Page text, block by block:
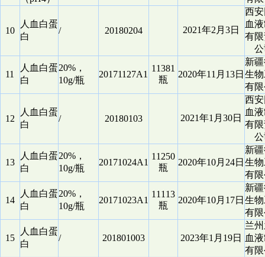
10
人血白蛋
白
/ 20180204 2021年2月3日
西
血
有
11
人血白蛋
白
20%，
10g/瓶
20171127A1
11381
瓶
2020年11月13日
新
生
有
12
人血白蛋
白
/ 20180103 2021年1月30日
西
血
有
13
人血白蛋
白
20%，
10g/瓶
20171024A1
11250
瓶
2020年10月24日
新
生
有
14
人血白蛋
白
20%，
10g/瓶
20171023A1
11113
瓶
2020年10月17日
新
生
有
15
人血白蛋
白
/ 201801003 2023年1月19日
兰
血
有